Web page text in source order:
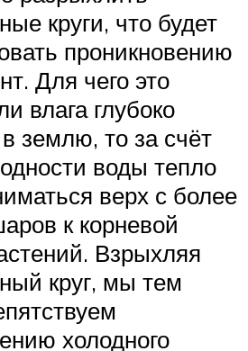
круги, что будет
проникновению
Для чего это
влага глубоко
землю, то за счёт
воды тепло
верх с более
к корневой
Взрыхляя
круг, мы тем
холодного